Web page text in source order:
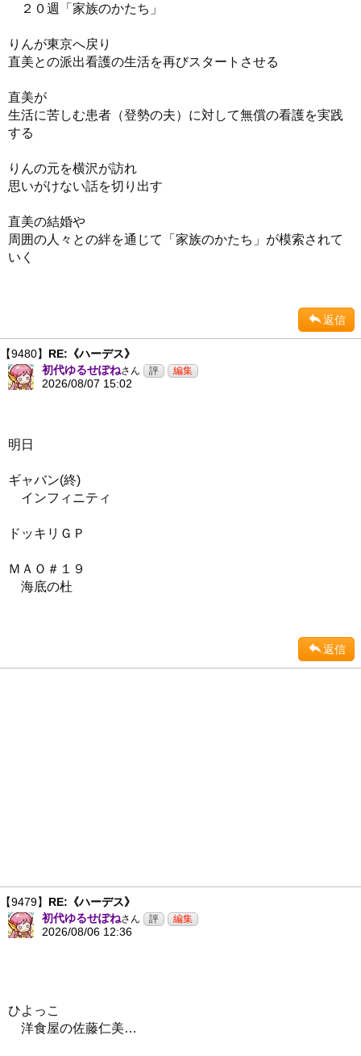
２０週「家族のかたち」
りんが東京へ戻り
直美との派出看護の生活を再びスタートさせる
直美が
生活に苦しむ患者（登勢の夫）に対して無償の看護を実践
する
りんの元を横沢が訪れ
思いがけない話を切り出す
直美の結婚や
周囲の人々との絆を通じて「家族のかたち」が模索されて
いく
返信
【9480】 RE:《ハーデス》
初代ゆるせぽねさん
2026/08/07 15:02
明日
ギャバン(終)
インフィニティ
ドッキリＧＰ
ＭＡＯ＃１９
海底の杜
返信
【9479】 RE:《ハーデス》
初代ゆるせぽねさん
2026/08/06 12:36
ひよっこ
洋食屋の佐藤仁美…